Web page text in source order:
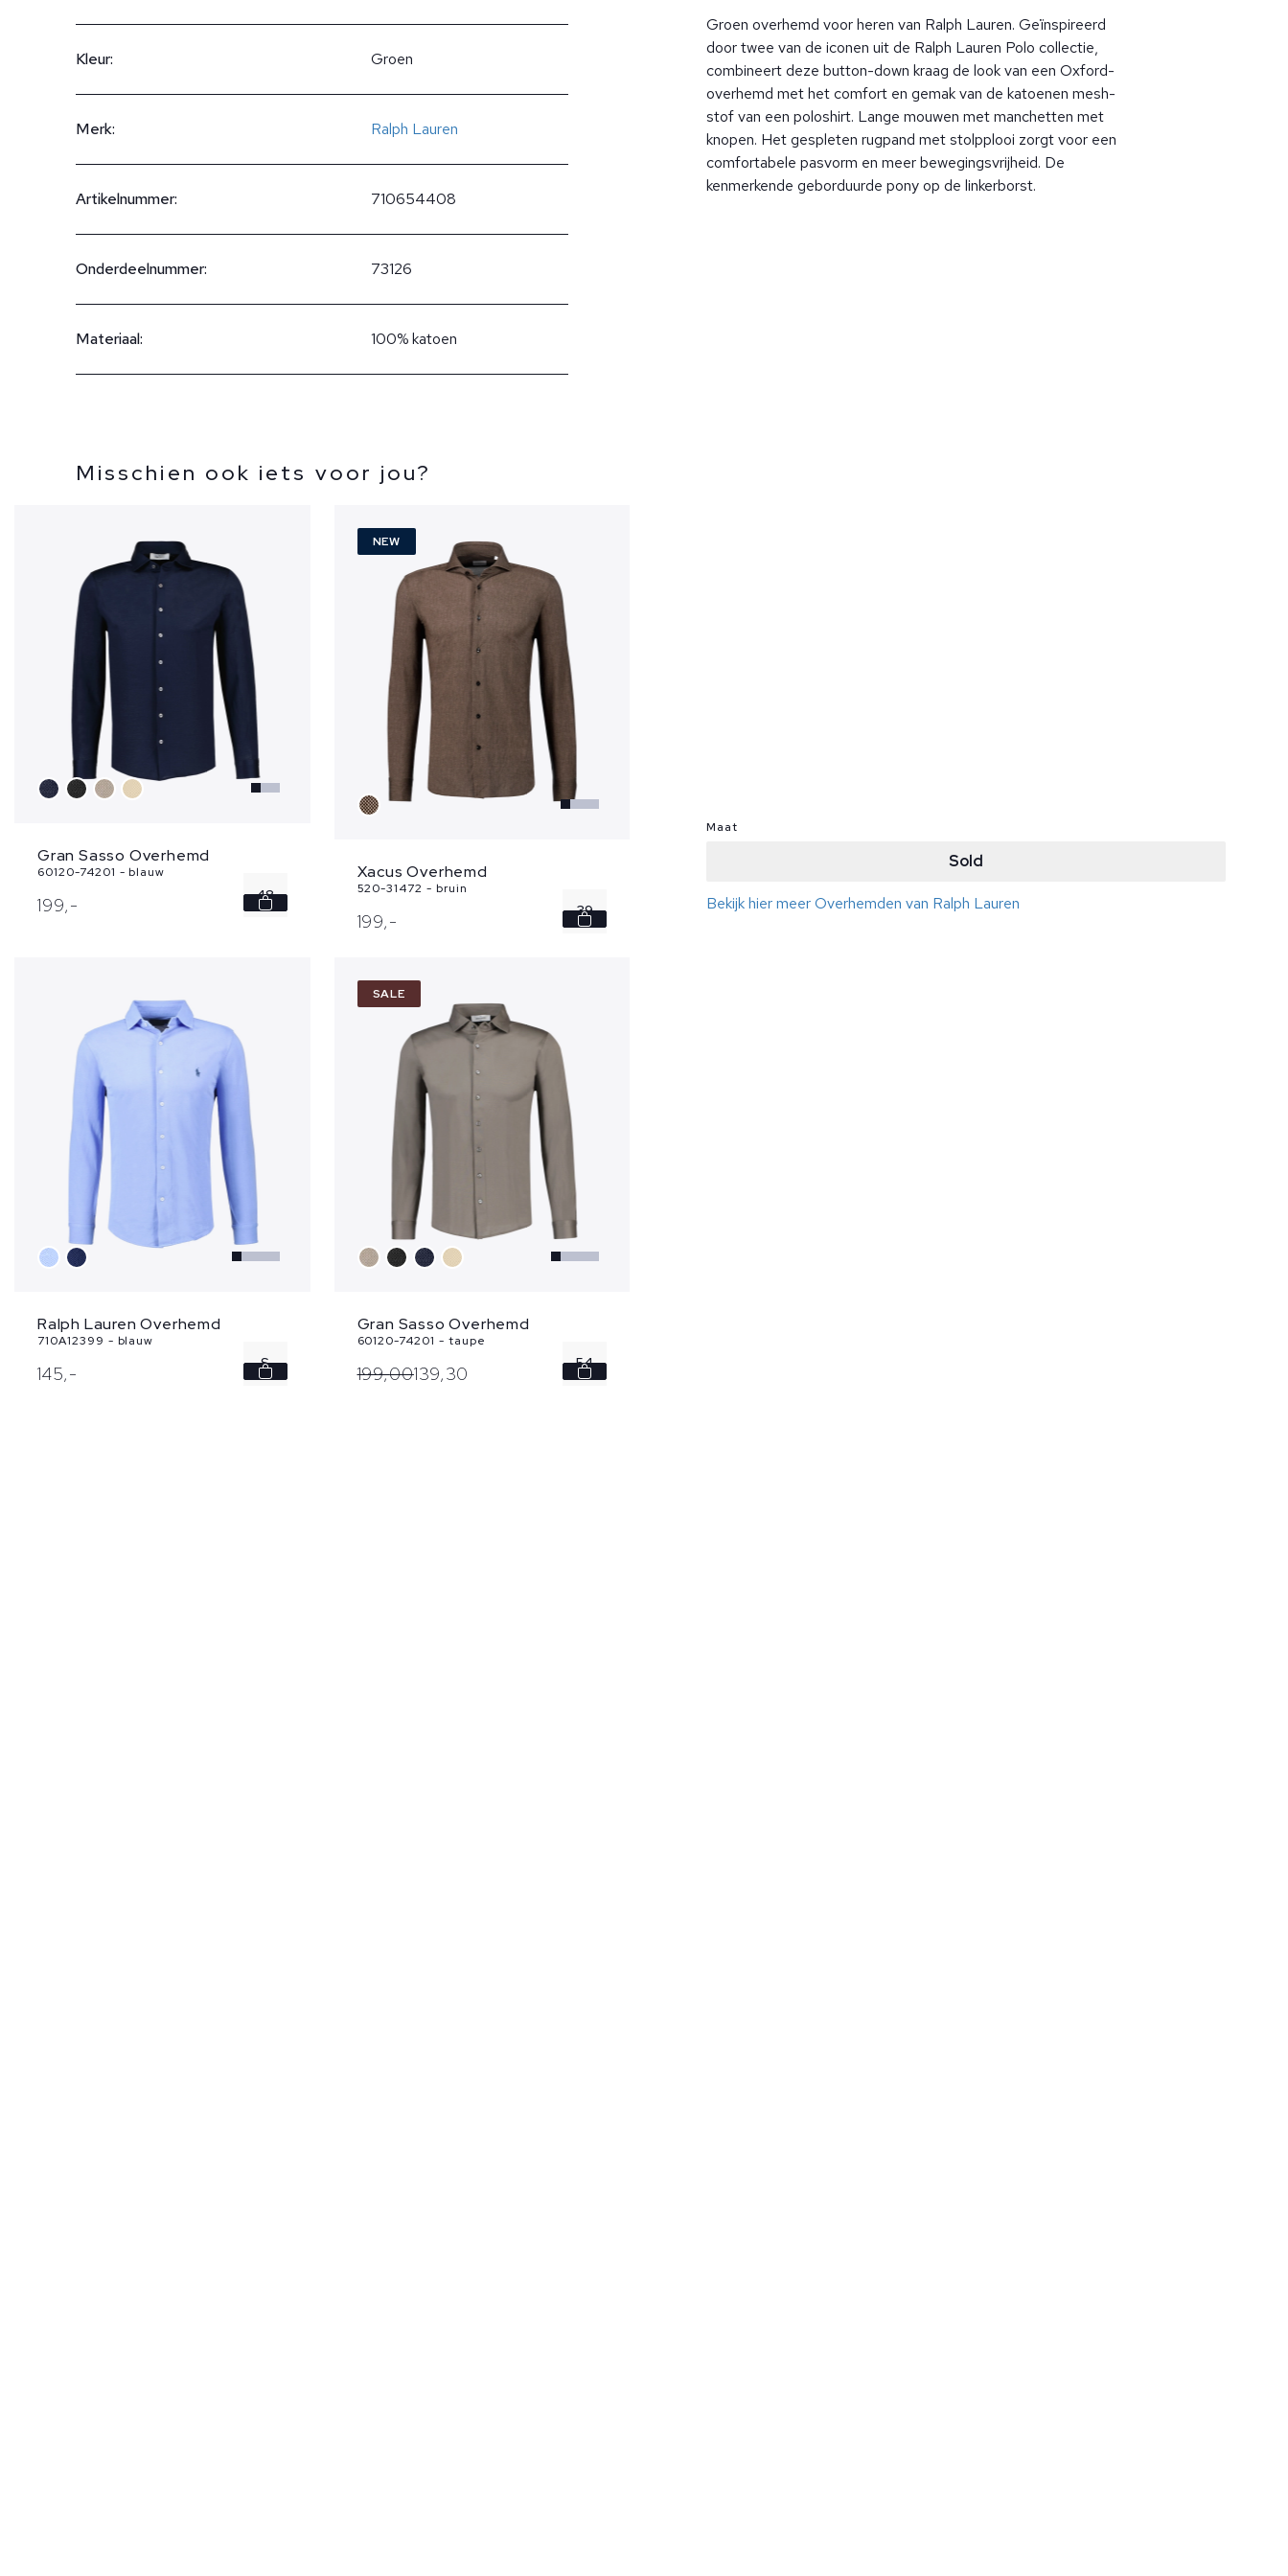
Kleur: Groen
Merk: Ralph Lauren
Artikelnummer: 710654408
Onderdeelnummer: 73126
Materiaal: 100% katoen
Misschien ook iets voor jou?
Gran Sasso Overhemd
60120-74201 - blauw
199,- 48
NEW
Xacus Overhemd
520-31472 - bruin
199,- 39
Ralph Lauren Overhemd
710A12399 - blauw
145,- S
SALE
Gran Sasso Overhemd
60120-74201 - taupe
199,00139,30 54
Groen overhemd voor heren van Ralph Lauren. Geïnspireerd
door twee van de iconen uit de Ralph Lauren Polo collectie,
combineert deze button-down kraag de look van een Oxford-
overhemd met het comfort en gemak van de katoenen mesh-
stof van een poloshirt. Lange mouwen met manchetten met
knopen. Het gespleten rugpand met stolpplooi zorgt voor een
comfortabele pasvorm en meer bewegingsvrijheid. De
kenmerkende geborduurde pony op de linkerborst.
Maat
Sold
Bekijk hier meer Overhemden van Ralph Lauren